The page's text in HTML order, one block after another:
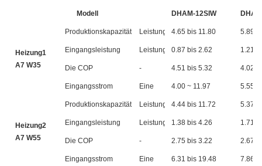
Modell DHAM-12SIW
Heizung1
A7 W35
Produktionskapazität Leistung 4.65 bis 11.80 5.89
Eingangsleistung Leistung 0.87 bis 2.62 1.21
Die COP - 4.51 bis 5.32 4.02
Eingangsstrom Eine 4.00 ~ 11.97 5.55
Heizung2
A7 W55
Produktionskapazität Leistung 4.44 bis 11.72 5.37
Eingangsleistung Leistung 1.38 bis 4.26 1.71
Die COP - 2.75 bis 3.22 2.67
Eingangsstrom Eine 6.31 bis 19.48 7.86